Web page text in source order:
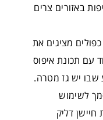
באזורים צרים
מאזני LED כפולים מציגים את
עם תכונת איפוס
שבו יש גז מטרה.
לשימוש
דליק